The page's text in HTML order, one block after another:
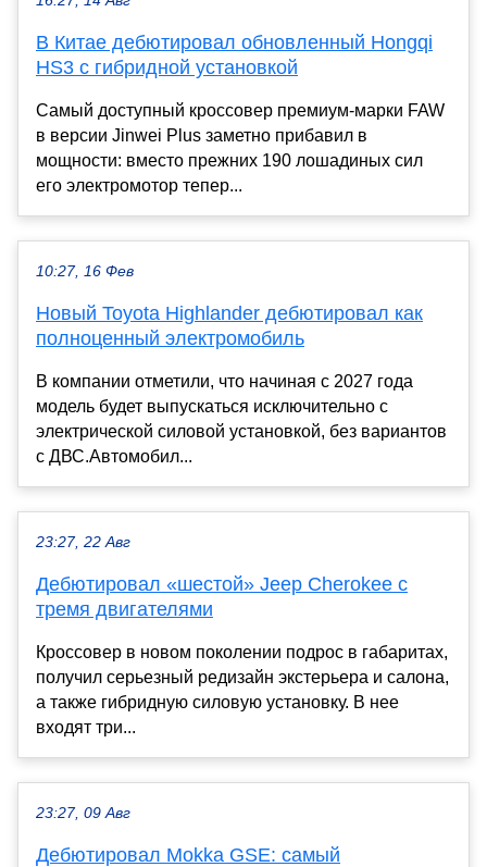
В Китае дебютировал обновленный Hongqi
HS3 с гибридной установкой
Самый доступный кроссовер премиум-марки FAW
в версии Jinwei Plus заметно прибавил в
мощности: вместо прежних 190 лошадиных сил
его электромотор тепер...
10:27, 16 Фев
Новый Toyota Highlander дебютировал как
полноценный электромобиль
В компании отметили, что начиная с 2027 года
модель будет выпускаться исключительно с
электрической силовой установкой, без вариантов
с ДВС.Автомобил...
23:27, 22 Авг
Дебютировал «шестой» Jeep Cherokee с
тремя двигателями
Кроссовер в новом поколении подрос в габаритах,
получил серьезный редизайн экстерьера и салона,
а также гибридную силовую установку. В нее
входят три...
23:27, 09 Авг
Дебютировал Mokka GSE: самый